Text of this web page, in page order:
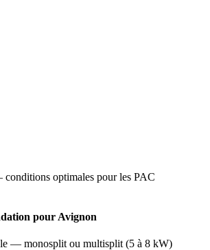
conditions optimales pour les PAC
pour Avignon
— monosplit ou multisplit (5 à 8 kW)